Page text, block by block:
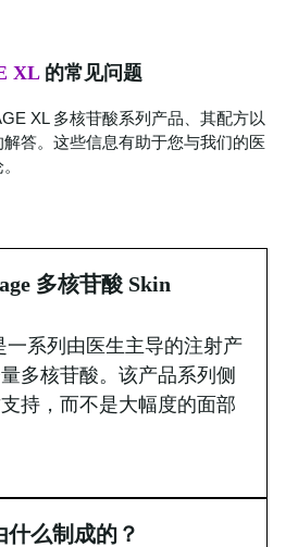
XL的常见问题
XL 多核苷酸系列产品、其配方以
答。这些信息有助于您与我们的医
多核苷酸 Skin
一系列由医生主导的注射产
多核苷酸。该产品系列侧
持，而不是大幅度的面部
什么制成的？